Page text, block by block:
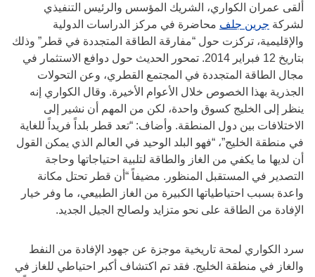
ألقى عمران الكواري، الشريك المؤسس والرئيس التنفيذي
لشركة جرين جلف محاضرة في مركز الدراسات الدولية
والإقليمية، تركزت حول “مفارقة الطاقة المتجددة في قطر” وذلك
بتاريخ 12 فبراير 2014. تمحور الحديث حول دوافع الاستثمار في
مجال الطاقة المتجددة في المجتمع القطري، وعن التحولات
الجذرية بهذا الخصوص خلال الأعوام الأخيرة. وقال الكواري إنه
ينظر إلى الخليج كسوق واحدة، لكن من المهم أن نشير إلى
الاختلافات بين دول المنطقة. وأضاف: “تعد قطر بلداً فريداً للغاية
في منطقة الخليج”، “فهو البلد الوحيد في العالم الذي يمكن القول
أن لديها ما يكفي من الغاز والطاقة لتلبية احتياجاتها وحاجة
التصدير في المستقبل المنظور. مضيفاً “أن قطر تحتل مكانة
واعدة بسبب احتياطياتها الكبيرة من الغاز الطبيعي، ما وفر خيار
الإفادة من الطاقة على نحو متزايد ولصالح الجيل الجديد.
سرد الكواري لمحة تاريخية موجزة عن جهود الإفادة من النفط
والغاز في منطقة الخليج. فقد تم اكتشاف أكبر احتياطي للغاز في